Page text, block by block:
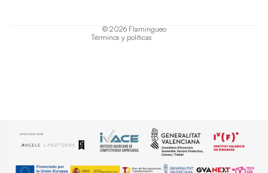
© 2026 Flamingueo
Términos y políticas